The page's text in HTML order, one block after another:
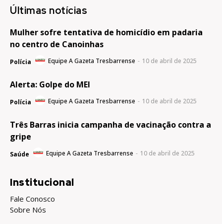
Últimas notícias
Mulher sofre tentativa de homicídio em padaria
no centro de Canoinhas
Polícia Equipe A Gazeta Tresbarrense - 10 de abril de 2025
Alerta: Golpe do MEI
Polícia Equipe A Gazeta Tresbarrense - 10 de abril de 2025
Três Barras inicia campanha de vacinação contra a
gripe
Saúde Equipe A Gazeta Tresbarrense - 10 de abril de 2025
Institucional
Fale Conosco
Sobre Nós